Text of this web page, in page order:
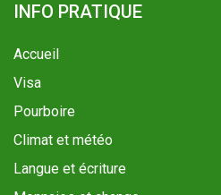
INFO PRATIQUE
Accueil
Visa
Pourboire
Climat et météo
Langue et écriture